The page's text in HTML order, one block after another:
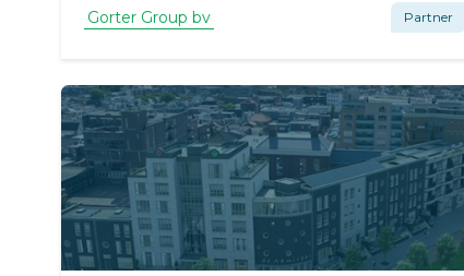
zorgt voor een veilige en praktische
daktoegang, met minimale impact op de
beschikbare ruimte in de woning.
Gorter Group bv Partner